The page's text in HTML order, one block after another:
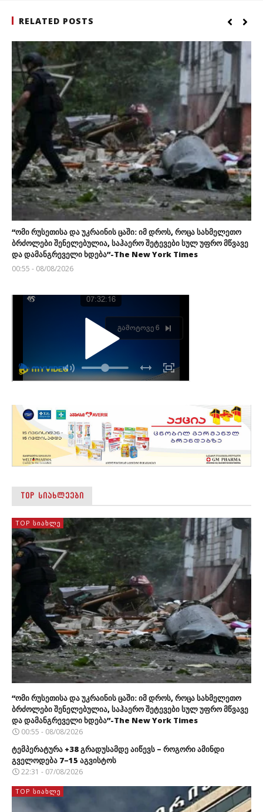
RELATED POSTS
“ომი რუსეთისა და უკრაინის ცაში: იმ დროს, როცა სახმელეთო
ბრძოლები შენელებულია, საჰაერო შეტევები სულ უფრო მწვავე
და დამანგრეველი ხდება”-The New York Times
00:55 - 08/08/2026
TOP ᲡᲘᲐᲮᲚᲔᲔᲑᲘ
TOP ᲡᲘᲐᲮᲚᲔ
“ომი რუსეთისა და უკრაინის ცაში: იმ დროს, როცა სახმელეთო
ბრძოლები შენელებულია, საჰაერო შეტევები სულ უფრო მწვავე
და დამანგრეველი ხდება”-The New York Times
00:55 - 08/08/2026
ტემპერატურა +38 გრადუსამდე აიწევს – როგორი ამინდი
გველოდება 7–15 აგვისტოს
22:31 - 07/08/2026
TOP ᲡᲘᲐᲮᲚᲔ